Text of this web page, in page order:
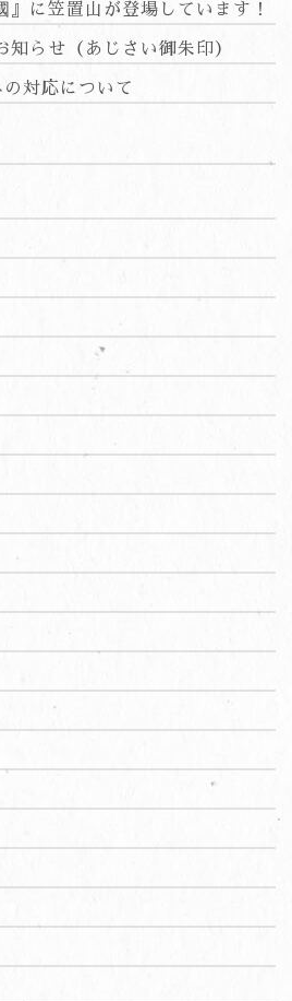
』に笠置山が登場しています！
知らせ（あじさい御朱印）
対応について